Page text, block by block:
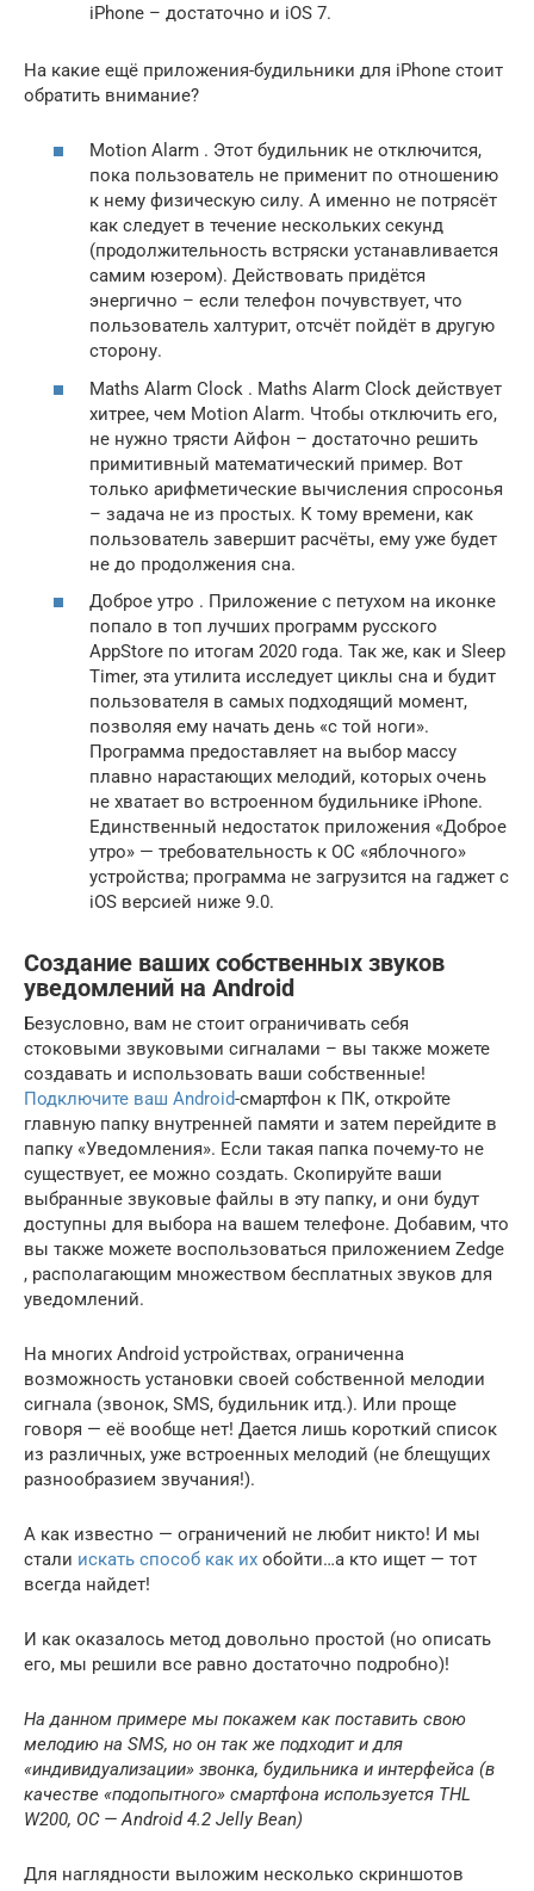
iPhone – достаточно и iOS 7.
На какие ещё приложения-будильники для iPhone стоит
обратить внимание?
Motion Alarm . Этот будильник не отключится,
пока пользователь не применит по отношению
к нему физическую силу. А именно не потрясёт
как следует в течение нескольких секунд
(продолжительность встряски устанавливается
самим юзером). Действовать придётся
энергично – если телефон почувствует, что
пользователь халтурит, отсчёт пойдёт в другую
сторону.
Maths Alarm Clock . Maths Alarm Clock действует
хитрее, чем Motion Alarm. Чтобы отключить его,
не нужно трясти Айфон – достаточно решить
примитивный математический пример. Вот
только арифметические вычисления спросонья
– задача не из простых. К тому времени, как
пользователь завершит расчёты, ему уже будет
не до продолжения сна.
Доброе утро . Приложение с петухом на иконке
попало в топ лучших программ русского
AppStore по итогам 2020 года. Так же, как и Sleep
Timer, эта утилита исследует циклы сна и будит
пользователя в самых подходящий момент,
позволяя ему начать день «с той ноги».
Программа предоставляет на выбор массу
плавно нарастающих мелодий, которых очень
не хватает во встроенном будильнике iPhone.
Единственный недостаток приложения «Доброе
утро» — требовательность к ОС «яблочного»
устройства; программа не загрузится на гаджет с
iOS версией ниже 9.0.
Создание ваших собственных звуков
уведомлений на Android
Безусловно, вам не стоит ограничивать себя
стоковыми звуковыми сигналами – вы также можете
создавать и использовать ваши собственные!
Подключите ваш Android-смартфон к ПК, откройте
главную папку внутренней памяти и затем перейдите в
папку «Уведомления». Если такая папка почему-то не
существует, ее можно создать. Скопируйте ваши
выбранные звуковые файлы в эту папку, и они будут
доступны для выбора на вашем телефоне. Добавим, что
вы также можете воспользоваться приложением Zedge
, располагающим множеством бесплатных звуков для
уведомлений.
На многих Android устройствах, ограниченна
возможность установки своей собственной мелодии
сигнала (звонок, SMS, будильник итд.). Или проще
говоря — её вообще нет! Дается лишь короткий список
из различных, уже встроенных мелодий (не блещущих
разнообразием звучания!).
А как известно — ограничений не любит никто! И мы
стали искать способ как их обойти…а кто ищет — тот
всегда найдет!
И как оказалось метод довольно простой (но описать
его, мы решили все равно достаточно подробно)!
На данном примере мы покажем как поставить свою
мелодию на SMS, но он так же подходит и для
«индивидуализации» звонка, будильника и интерфейса (в
качестве «подопытного» смартфона используется THL
W200, ОС — Android 4.2 Jelly Bean)
Для наглядности выложим несколько скриншотов